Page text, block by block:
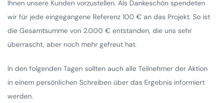
Ihnen unsere Kunden vorzustellen. Als Dankeschön spendeten
wir für jede eingegangene Referenz 100 € an das Projekt. So ist
die Gesamtsumme von 2.000 € entstanden, die uns sehr
überrascht, aber noch mehr gefreut hat.
In den folgenden Tagen sollten auch alle Teilnehmer der Aktion
in einem persönlichen Schreiben über das Ergebnis informiert
werden.